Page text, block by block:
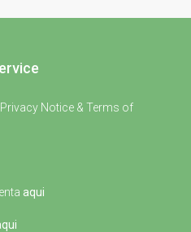
Notice & Terms of
aqui